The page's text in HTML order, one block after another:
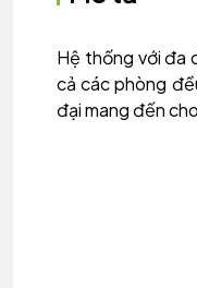
Hệ thống với đa
cả các phòng
đại mang đến